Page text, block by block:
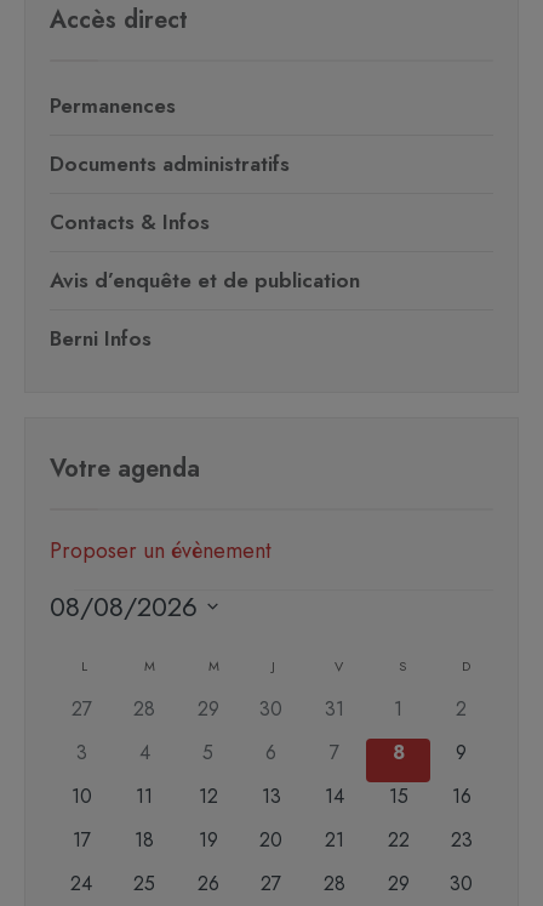
Accès direct
Permanences
Documents administratifs
Contacts & Infos
Avis d’enquête et de publication
Berni Infos
Votre agenda
Proposer un évènement
08/08/2026
date.
Calendrier
Évènements
L M M J V S D
0
27
0
28
0
29
0
30
0
évènements
31
0
évènements
1
0
2
0
3
0
4
0
5
0
6
0
évènements
7
0
évènements
8
0
9
0
10
0
11
0
12
0
13
0
14
0
15
0
16
0
17
0
18
0
19
0
20
0
21
0
22
0
23
0
24
0
25
0
26
0
27
0
28
0
29
0
30